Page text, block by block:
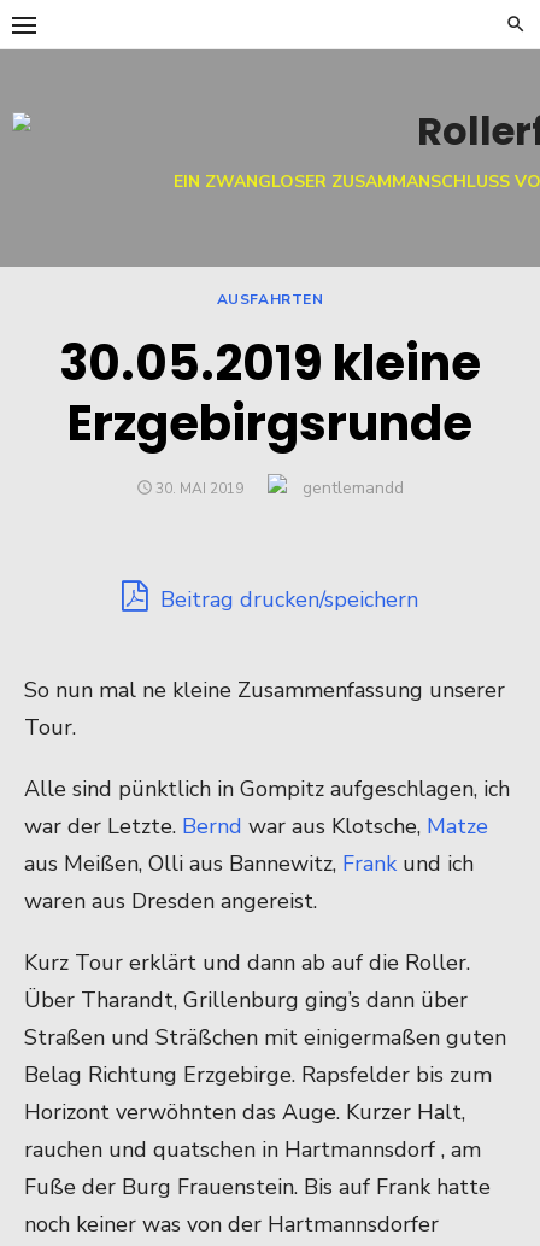
Skip
to
EIN ZWANGLOSER ZUSAMMANSCHLUSS
AUSFAHRTEN
30.05.2019 kleine
Erzgebirgsrunde
POSTED
30. MAI 2019 Author
gentlemandd
Beitrag drucken/speichern
So nun mal ne kleine Zusammenfassung unserer
Tour.
Alle sind pünktlich in Gompitz aufgeschlagen, ich
war der Letzte. Bernd war aus Klotsche, Matze
aus Meißen, Olli aus Bannewitz, Frank und ich
waren aus Dresden angereist.
Kurz Tour erklärt und dann ab auf die Roller.
Über Tharandt, Grillenburg ging’s dann über
Straßen und Sträßchen mit einigermaßen guten
Belag Richtung Erzgebirge. Rapsfelder bis zum
Horizont verwöhnten das Auge. Kurzer Halt,
rauchen und quatschen in Hartmannsdorf , am
Fuße der Burg Frauenstein. Bis auf Frank hatte
noch keiner was von der Hartmannsdorfer